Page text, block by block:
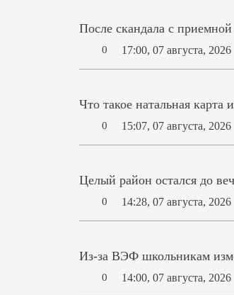
После скандала с
0 17:00, 07 августа, 2026
Что такое натальная карта
0 15:07, 07 августа, 2026
Целый район остался до
0 14:28, 07 августа, 2026
Из-за ВЭФ школьникам
0 14:00, 07 августа, 2026